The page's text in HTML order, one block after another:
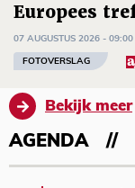
Europees
07 AUGUSTUS 2026 - 09:00
FOTOVERSLAG
Bekijk meer
AGENDA